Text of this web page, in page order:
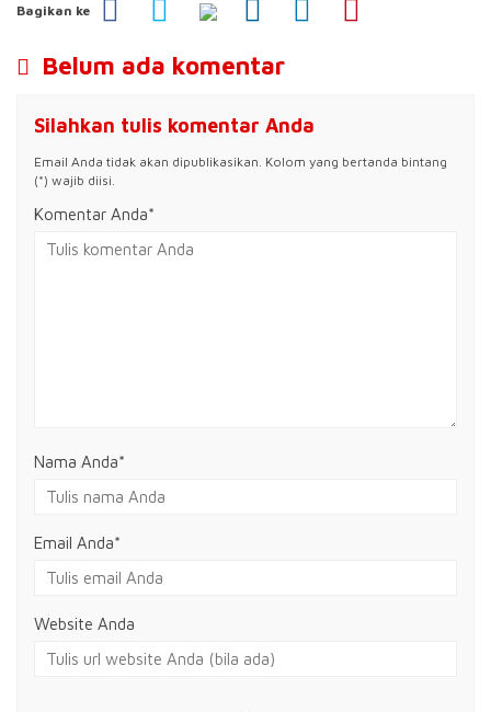
Bagikan ke
Belum ada komentar
Silahkan tulis komentar Anda
Email Anda tidak akan dipublikasikan. Kolom yang bertanda bintang
(*) wajib diisi.
Komentar Anda*
Nama Anda*
Email Anda*
Website Anda